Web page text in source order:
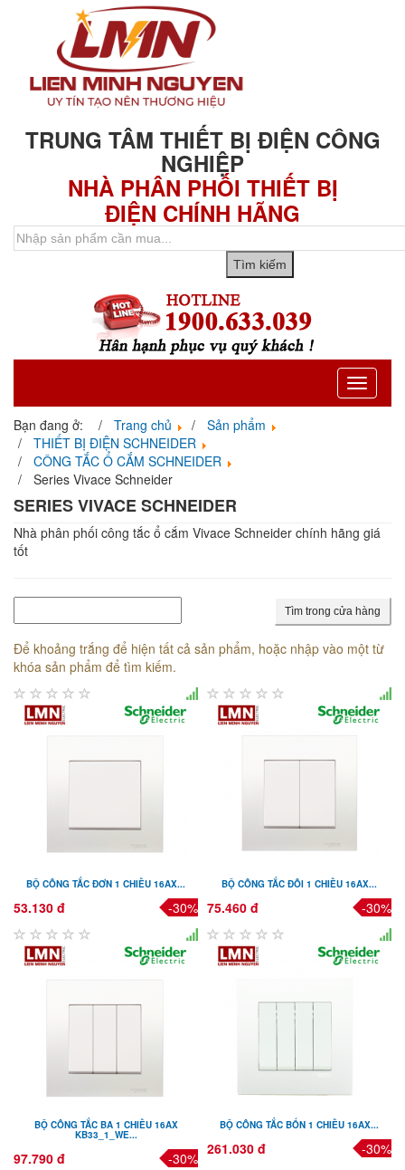
TRUNG TÂM THIẾT BỊ ĐIỆN CÔNG
NGHIỆP
NHÀ PHÂN PHỐI THIẾT BỊ
ĐIỆN CHÍNH HÃNG
Toggle
Bạn đang ở: Trang chủ
Sản phẩm
THIẾT BỊ ĐIỆN SCHNEIDER
CÔNG TẮC Ổ CẮM SCHNEIDER
Series Vivace Schneider
SERIES VIVACE SCHNEIDER
Nhà phân phối công tắc ổ cắm Vivace Schneider chính hãng giá
tốt
Tìm trong cửa hàng
Để khoảng trắng để hiện tất cả sản phẩm, hoặc nhập vào một từ
khóa sản phẩm để tìm kiếm.
BỘ CÔNG TẮC ĐƠN 1 CHIỀU 16AX...
53.130 đ -30%
BỘ CÔNG TẮC ĐÔI 1 CHIỀU 16AX...
75.460 đ -30%
BỘ CÔNG TẮC BA 1 CHIỀU 16AX
KB33_1_WE...
97.790 đ -30%
BỘ CÔNG TẮC BỐN 1 CHIỀU 16AX...
261.030 đ -30%